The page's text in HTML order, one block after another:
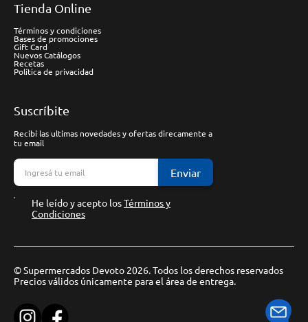
Tienda Online
Términos y condiciones
Bases de promociones
Gift Card
Nuevos Catálogos
Recetas
Política de privacidad
Suscríbite
Recibí las ultimas novedades y ofertas direcamente a
tu email
Enviar
He leído y acepto losTérminos y
Condiciones
© Supermercados Devoto 2026. Todos los derechos reservados
Precios válidos únicamente para el área de entrega.